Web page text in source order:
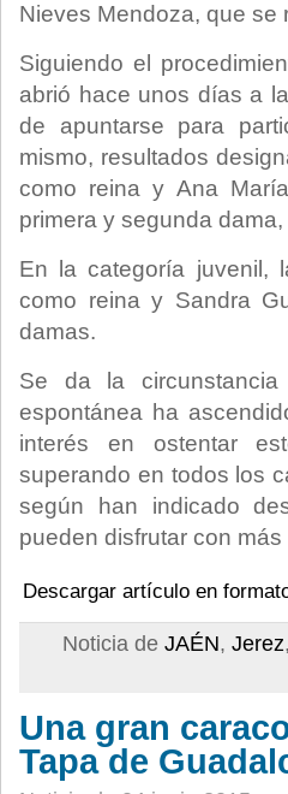
Nieves Mendoza, que se
Siguiendo el
abrió hace unos días a
de apuntarse para
mismo, resultados
como reina y Ana
primera y segunda
En la categoría juvenil,
como reina y Sandra
damas.
Se da la
espontánea ha
interés en ostentar
superando en todos los
según han indicado
pueden disfrutar con
Descargar artículo en
Noticia de JAÉN, Jerez,
Una gran
Tapa de